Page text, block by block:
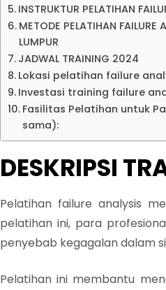
INSTRUKTUR PELATIHAN
METODE PELATIHAN
LUMPUR
JADWAL TRAINING 2024
Lokasi pelatihan failure
Investasi training failure
Fasilitas Pelatihan untuk
sama):
DESKRIPSI
Pelatihan failure analysis
pelatihan ini, para
penyebab kegagalan dalam
Pelatihan ini membantu